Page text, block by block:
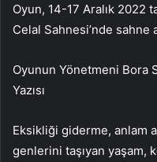
Oyun, 14-17 Aralık 2022
Celal Sahnesi’nde sahne
Oyunun Yönetmeni Bora
Yazısı
Eksikliği giderme, anlam
genlerini taşıyan yaşam,